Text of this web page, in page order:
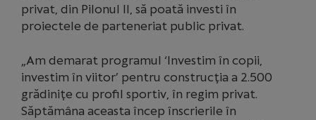
privat, din Pilonul II, să poată investi în
proiectele de parteneriat public privat.
„Am demarat programul ‘Investim în copii,
investim în viitor’ pentru construcţia a 2.500
grădiniţe cu profil sportiv, în regim privat.
Săptămâna aceasta încep înscrierile în